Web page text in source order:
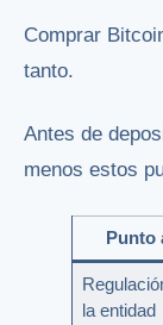
Comprar
tanto.
Antes de
menos estos
Punto
la entidad